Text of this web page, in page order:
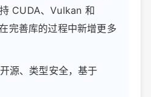
CUDA、Vulkan 和
完善库的过程中新增更多
源、类型安全，基于